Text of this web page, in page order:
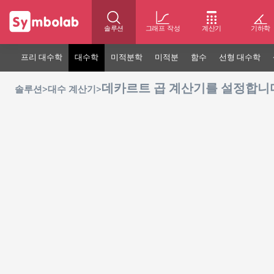
솔루션 그래프 작성 계산기 기하학
프리 대수학 대수학 미적분학 미적분 함수 선형 대수학
솔루션 >대수 계산기 >데카르트 곱 계산기를 설정합니